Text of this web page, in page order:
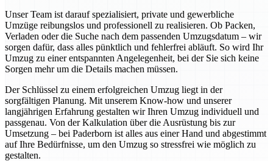
Unser Team ist darauf spezialisiert, private und gewerbliche
Umzüge reibungslos und professionell zu realisieren. Ob Packen,
Verladen oder die Suche nach dem passenden Umzugsdatum – wir
sorgen dafür, dass alles pünktlich und fehlerfrei abläuft. So wird Ihr
Umzug zu einer entspannten Angelegenheit, bei der Sie sich keine
Sorgen mehr um die Details machen müssen.
Der Schlüssel zu einem erfolgreichen Umzug liegt in der
sorgfältigen Planung. Mit unserem Know-how und unserer
langjährigen Erfahrung gestalten wir Ihren Umzug individuell und
passgenau. Von der Kalkulation über die Ausrüstung bis zur
Umsetzung – bei Paderborn ist alles aus einer Hand und abgestimmt
auf Ihre Bedürfnisse, um den Umzug so stressfrei wie möglich zu
gestalten.